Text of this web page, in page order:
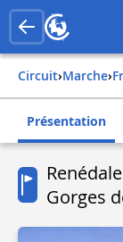
Circuit› Marche›
Présentation
Gorges